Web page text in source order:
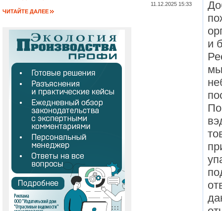
ЧИТАЙТЕ ДАЛЕЕ
11.12.2025 15:33
и